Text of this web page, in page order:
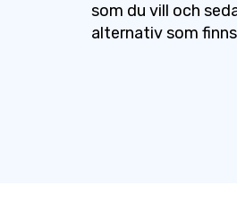
som du vill och
alternativ som